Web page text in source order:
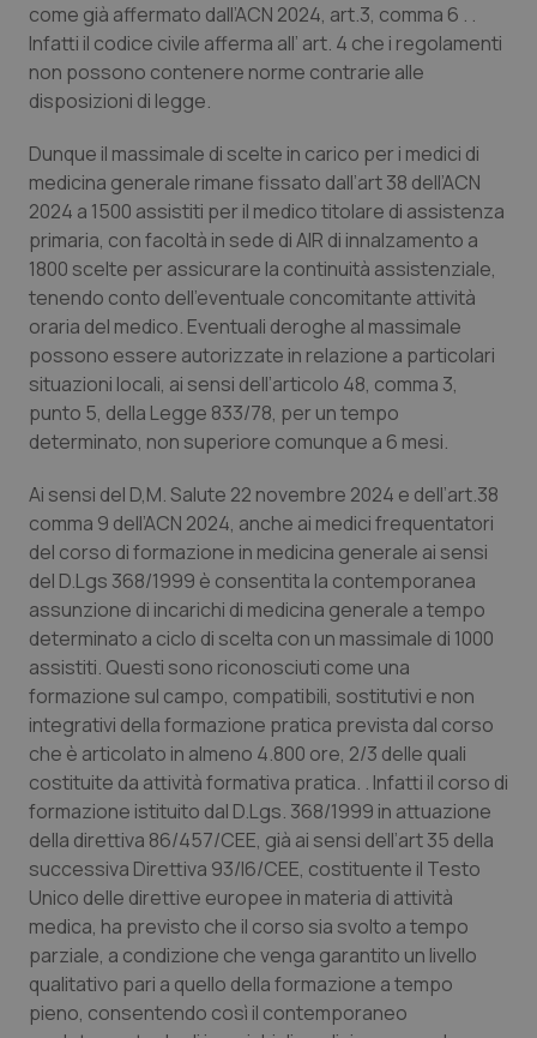
Veneto
Oncoematologia
Oncologia & Nutrizione
Psoriasi & pelle
Quotidiano Cardiologia
Quotidiano Chirurgia
Quotidiano Oncologia
Quotidiano Pediatria
Salute orale & impianti
Sangue & coagulazione
Tiroide
Tumore al seno
Tumore ovarico
Tumori del Polmone & Testa Collo
Tumori gastrointestinali
Ulcera & Reflusso
Vaccini
come già affermato dall’ACN 2024, art.3, comma 6 . .
Infatti il codice civile afferma all’ art. 4 che i regolamenti
non possono contenere norme contrarie alle
disposizioni di legge.
Dunque il massimale di scelte in carico per i medici di
medicina generale rimane fissato dall’art 38 dell’ACN
2024 a 1500 assistiti per il medico titolare di assistenza
primaria, con facoltà in sede di AIR di innalzamento a
1800 scelte per assicurare la continuità assistenziale,
tenendo conto dell’eventuale concomitante attività
oraria del medico. Eventuali deroghe al massimale
possono essere autorizzate in relazione a particolari
situazioni locali, ai sensi dell’articolo 48, comma 3,
punto 5, della Legge 833/78, per un tempo
determinato, non superiore comunque a 6 mesi.
Ai sensi del D,M. Salute 22 novembre 2024 e dell’art.38
comma 9 dell’ACN 2024, anche ai medici frequentatori
del corso di formazione in medicina generale ai sensi
del D.Lgs 368/1999 è consentita la contemporanea
assunzione di incarichi di medicina generale a tempo
determinato a ciclo di scelta con un massimale di 1000
assistiti. Questi sono riconosciuti come una
formazione sul campo, compatibili, sostitutivi e non
integrativi della formazione pratica prevista dal corso
che è articolato in almeno 4.800 ore, 2/3 delle quali
costituite da attività formativa pratica. . Infatti il corso di
formazione istituito dal D.Lgs. 368/1999 in attuazione
della direttiva 86/457/CEE, già ai sensi dell’art 35 della
successiva Direttiva 93/I6/CEE, costituente il Testo
Unico delle direttive europee in materia di attività
medica, ha previsto che il corso sia svolto a tempo
parziale, a condizione che venga garantito un livello
qualitativo pari a quello della formazione a tempo
pieno, consentendo così il contemporaneo